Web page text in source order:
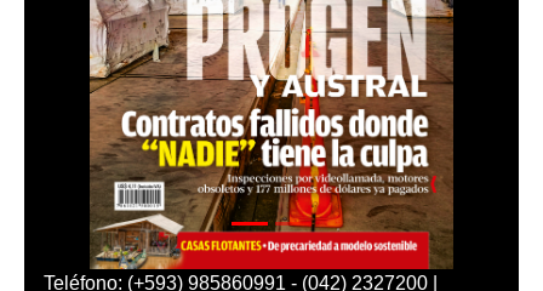
Teléfono: (+593) 985860991 - (042) 2327200 |